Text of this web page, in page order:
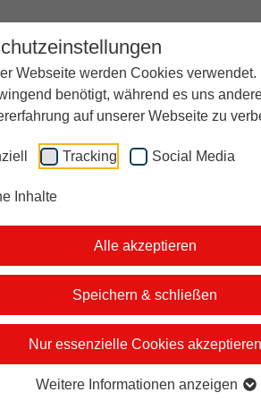
Webseite werden Cookies
benötigt, während es uns
auf unserer Webseite zu
Tracking Social Media
Inhalte
Alle akzeptieren
Speichern & schließen
Nur essenzielle Cookies akzeptieren
Weitere Informationen anzeigen
Netiquette
von stern TV,
mit euch. Jeder
jegliche Beleidigungen,
nicht tolerieren, sind:
Studiotickets Kontakt